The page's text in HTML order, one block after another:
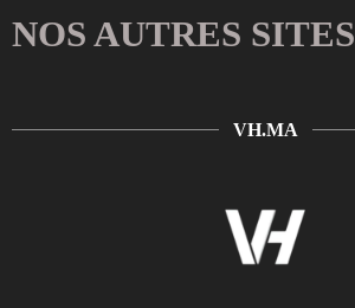
NOS AUTRES SITES
VH.MA